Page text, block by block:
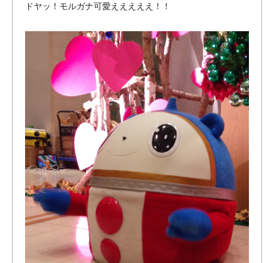
ドヤッ！モルガナ可愛えええええ！！